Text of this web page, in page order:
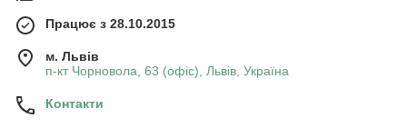
Працює з 28.10.2015
м. Львів
п-кт Чорновола, 63 (офіс), Львів, Україна
Контакти